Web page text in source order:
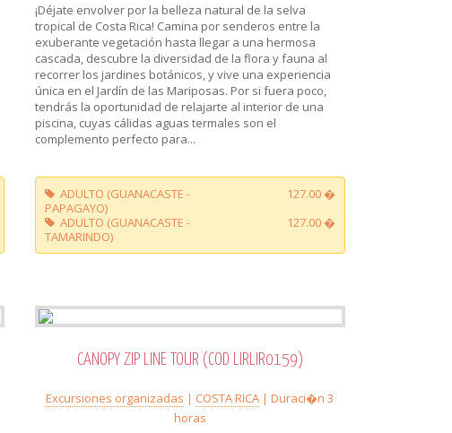
¡Déjate envolver por la belleza natural de la selva
tropical de Costa Rica! Camina por senderos entre la
exuberante vegetación hasta llegar a una hermosa
cascada, descubre la diversidad de la flora y fauna al
recorrer los jardines botánicos, y vive una experiencia
única en el Jardín de las Mariposas. Por si fuera poco,
tendrás la oportunidad de relajarte al interior de una
piscina, cuyas cálidas aguas termales son el
complemento perfecto para...
ADULTO (GUANACASTE -
PAPAGAYO)
127.00 �
ADULTO (GUANACASTE -
TAMARINDO)
127.00 �
CANOPY ZIP LINE TOUR (COD LIRLIR0159)
Excursiones organizadas | COSTA RICA | Duraci�n 3
horas